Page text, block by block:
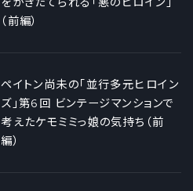
（前編）
ペイトン尚未の「並行多元ヒロイン
ズ」第6回 ビンテージマンションで
考えたケモミミっ娘の気持ち（前
編）